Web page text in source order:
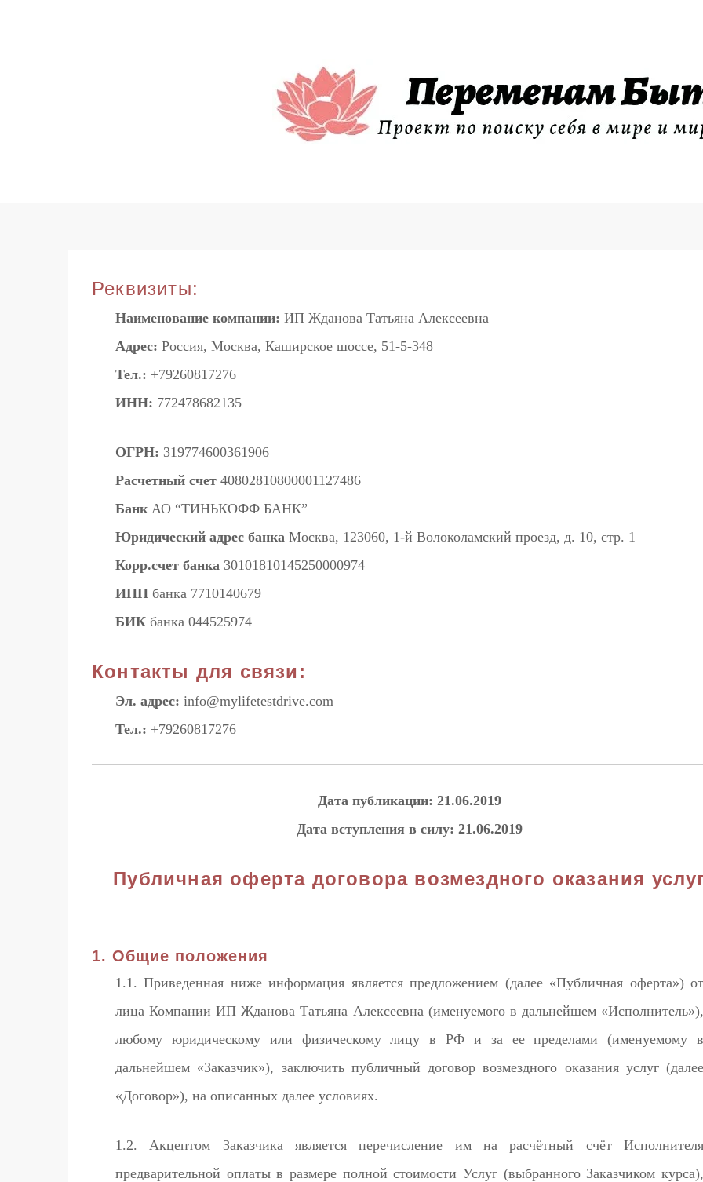
Реквизиты:
Наименование компании: ИП Жданова Татьяна Алексеевна
Адрес: Россия, Москва, Каширское шоссе, 51-5-348
Тел.: +79260817276
ИНН: 772478682135
ОГРН: 319774600361906
Расчетный счет 40802810800001127486
БанкАО “ТИНЬКОФФ БАНК”
Юридический адрес банка Москва, 123060, 1-й Волоколамский проезд, д. 10, стр. 1
Корр.счет банка 30101810145250000974
ИНН банка 7710140679
БИК банка 044525974
Контакты для связи:
Эл. адрес: info@mylifetestdrive.com
Тел.: +79260817276
Дата публикации: 21.06.2019
Дата вступления в силу: 21.06.2019
Публичная оферта договора возмездного оказания
1. Общие положения
1.1. Приведенная ниже информация является предложением (далее «Публичная оферта») от
лица Компании ИП Жданова Татьяна Алексеевна (именуемого в дальнейшем «Исполнитель»),
любому юридическому или физическому лицу в РФ и за ее пределами (именуемому в
дальнейшем «Заказчик»), заключить публичный договор возмездного оказания услуг (далее
«Договор»), на описанных далее условиях.
1.2. Акцептом Заказчика является перечисление им на расчётный счёт Исполнителя
предварительной оплаты в размере полной стоимости Услуг (выбранного Заказчиком курса),